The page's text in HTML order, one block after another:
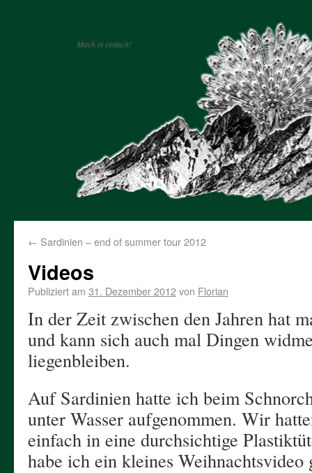
Mach et einfach!
← Sardinien – end of summer tour 2012
Videos
Publiziert am 31. Dezember 2012von Florian
In der Zeit zwischen den Jahren hat
und kann sich auch mal Dingen
liegenbleiben.
Auf Sardinien hatte ich beim
unter Wasser aufgenommen. Wir
einfach in eine durchsichtige
habe ich ein kleines Weihnachtsvideo